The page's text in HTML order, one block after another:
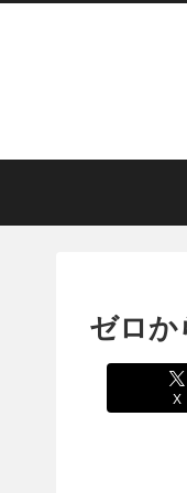
ゼロ
X